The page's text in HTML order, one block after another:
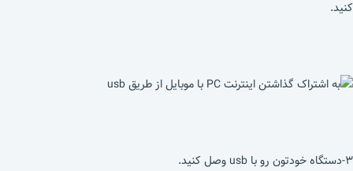
کنید.
۳-دستگاه خودتون رو با usb وصل کنید.